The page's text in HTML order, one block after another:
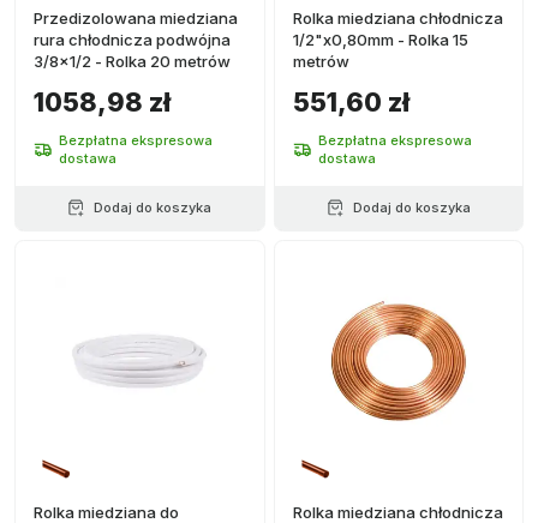
Przedizolowana miedziana
rura chłodnicza podwójna
3/8x1/2 - Rolka 20 metrów
1058,98 zł
Bezpłatna ekspresowa
dostawa
Dodaj do koszyka
Rolka miedziana chłodnicza
1/2"x0,80mm - Rolka 15
metrów
551,60 zł
Bezpłatna ekspresowa
dostawa
Dodaj do koszyka
Rolka miedziana do
Rolka miedziana chłodnicza